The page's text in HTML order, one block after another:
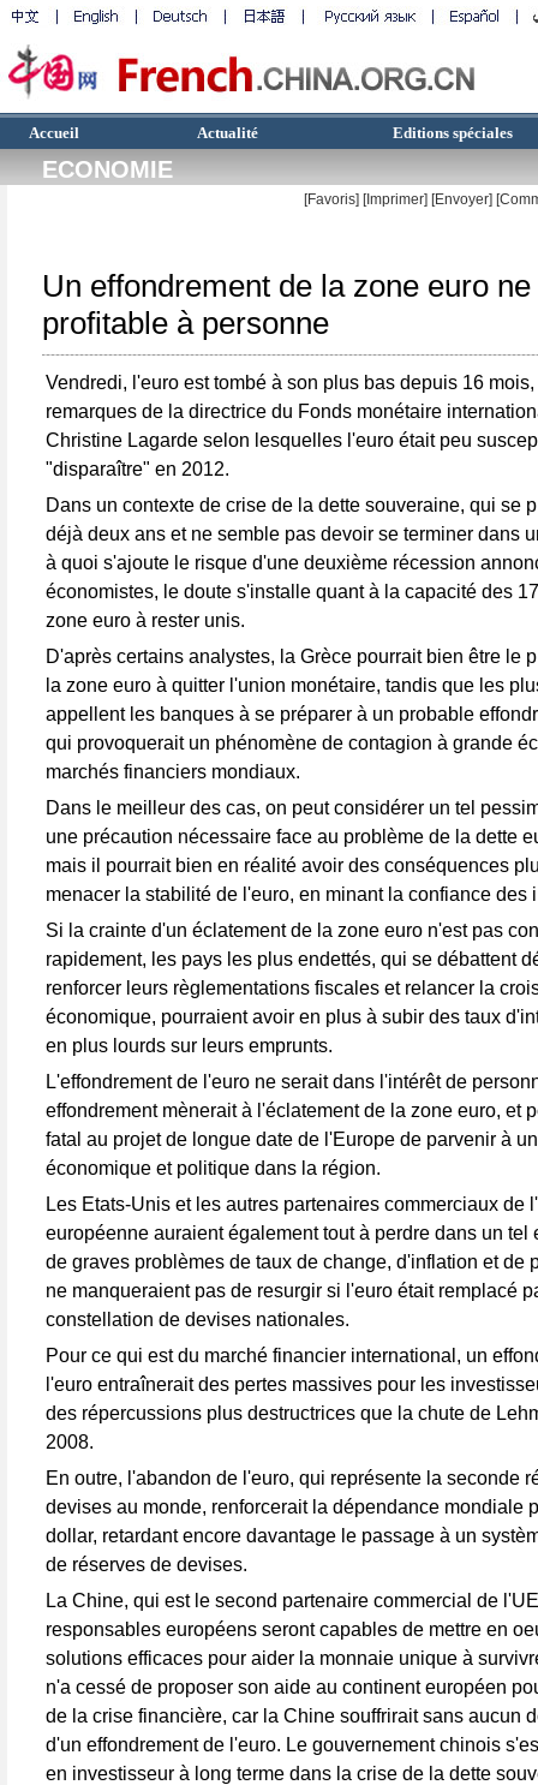
Accueil Actualité Editions spéciales
ECONOMIE
[Favoris] [Imprimer] [Envoyer]
Un effondrement de la zone euro
profitable à personne
Vendredi, l'euro est tombé à son plus bas depuis 16
remarques de la directrice du Fonds monétaire
Christine Lagarde selon lesquelles l'euro était peu
"disparaître" en 2012.
Dans un contexte de crise de la dette souveraine, qui se
déjà deux ans et ne semble pas devoir se terminer dans
à quoi s'ajoute le risque d'une deuxième récession
économistes, le doute s'installe quant à la capacité des
zone euro à rester unis.
D'après certains analystes, la Grèce pourrait bien être le
la zone euro à quitter l'union monétaire, tandis que les
appellent les banques à se préparer à un probable
qui provoquerait un phénomène de contagion à grande
marchés financiers mondiaux.
Dans le meilleur des cas, on peut considérer un tel
une précaution nécessaire face au problème de la dette
mais il pourrait bien en réalité avoir des conséquences
menacer la stabilité de l'euro, en minant la confiance des
Si la crainte d'un éclatement de la zone euro n'est pas
rapidement, les pays les plus endettés, qui se débattent
renforcer leurs règlementations fiscales et relancer la
économique, pourraient avoir en plus à subir des taux
en plus lourds sur leurs emprunts.
L'effondrement de l'euro ne serait dans l'intérêt de
effondrement mènerait à l'éclatement de la zone euro, et
fatal au projet de longue date de l'Europe de parvenir à
économique et politique dans la région.
Les Etats-Unis et les autres partenaires commerciaux de
européenne auraient également tout à perdre dans un tel
de graves problèmes de taux de change, d'inflation et de
ne manqueraient pas de resurgir si l'euro était remplacé
constellation de devises nationales.
Pour ce qui est du marché financier international, un
l'euro entraînerait des pertes massives pour les
des répercussions plus destructrices que la chute de
2008.
En outre, l'abandon de l'euro, qui représente la seconde
devises au monde, renforcerait la dépendance mondiale
dollar, retardant encore davantage le passage à un
de réserves de devises.
La Chine, qui est le second partenaire commercial de
responsables européens seront capables de mettre en
solutions efficaces pour aider la monnaie unique à
n'a cessé de proposer son aide au continent européen
de la crise financière, car la Chine souffrirait sans aucun
d'un effondrement de l'euro. Le gouvernement chinois
en investisseur à long terme dans la crise de la dette